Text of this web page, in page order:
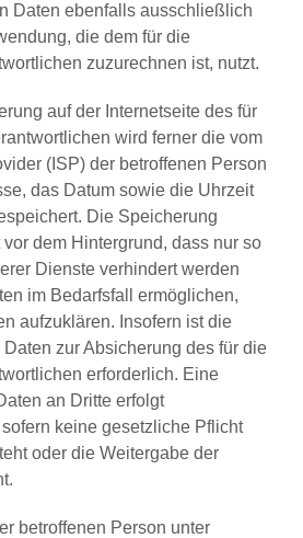
Daten ebenfalls ausschließlich
die dem für die
zuzurechnen ist, nutzt.
auf der Internetseite des für
wird ferner die vom
(ISP) der betroffenen Person
das Datum sowie die Uhrzeit
Die Speicherung
dem Hintergrund, dass nur so
Dienste verhindert werden
im Bedarfsfall ermöglichen,
aufzuklären. Insofern ist die
zur Absicherung des für die
erforderlich. Eine
an Dritte erfolgt
keine gesetzliche Pflicht
oder die Weitergabe der
betroffenen Person unter